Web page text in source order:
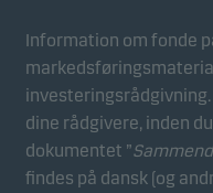
Information om fonde
dine rådgivere, inden
dokumentet ”
findes på dansk (og
aggregeret/anonym
optimere
Marketing
Disse cookies gør